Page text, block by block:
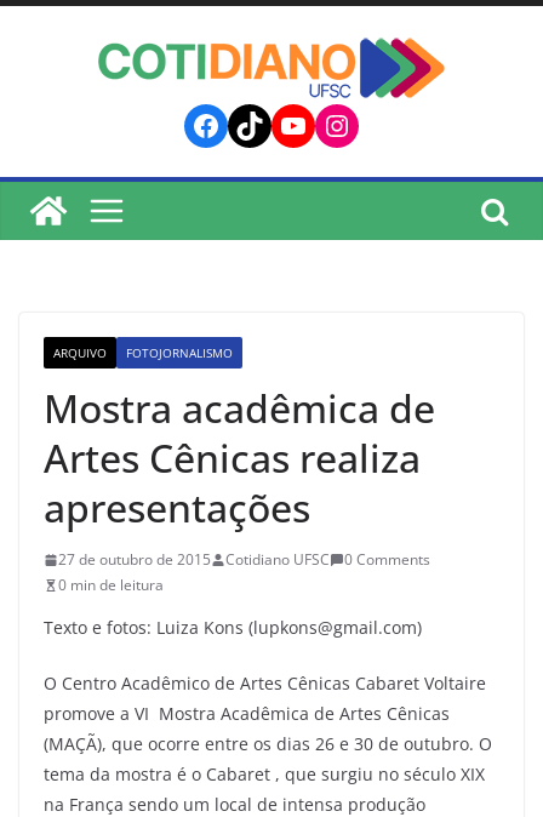
Facebook
TikTokYouTube
Instagram
ARQUIVO FOTOJORNALISMO
Mostra acadêmica de
Artes Cênicas realiza
apresentações
27 de outubro de 2015 Cotidiano UFSC
0 Comments
0 min de leitura
Texto e fotos: Luiza Kons (lupkons@gmail.com)
O Centro Acadêmico de Artes Cênicas Cabaret Voltaire
promove a VI Mostra Acadêmica de Artes Cênicas
(MAÇÃ), que ocorre entre os dias 26 e 30 de outubro. O
tema da mostra é o Cabaret , que surgiu no século XIX
na França sendo um local de intensa produção